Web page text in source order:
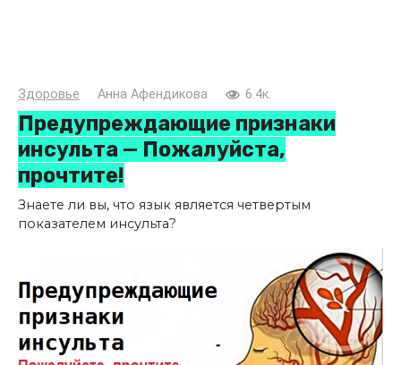
Здоровье Анна Афендикова 6.4к.
Предупреждающие признаки
инсульта — Пожалуйста,
прочтите!
Знаете ли вы, что язык является четвертым
показателем инсульта?